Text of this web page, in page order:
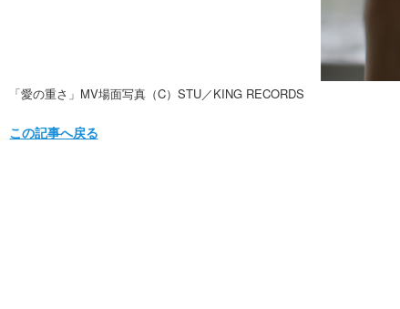
「愛の重さ」MV場面写真（C）STU／KING RECORDS
この記事へ戻る